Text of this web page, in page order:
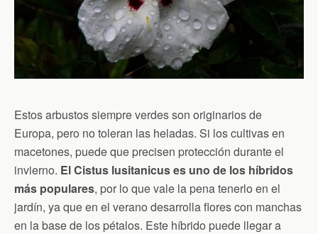
Estos arbustos siempre verdes son originarios de
Europa, pero no toleran las heladas. Si los cultivas en
macetones, puede que precisen protección durante el
invierno. El Cistus lusitanicus es uno de los híbridos
más populares, por lo que vale la pena tenerlo en el
jardín, ya que en el verano desarrolla flores con manchas
en la base de los pétalos. Este híbrido puede llegar a